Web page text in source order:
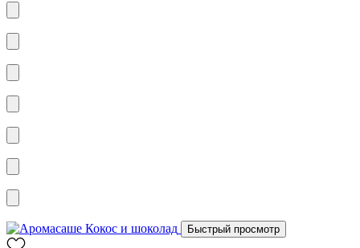
Быстрый просмотр